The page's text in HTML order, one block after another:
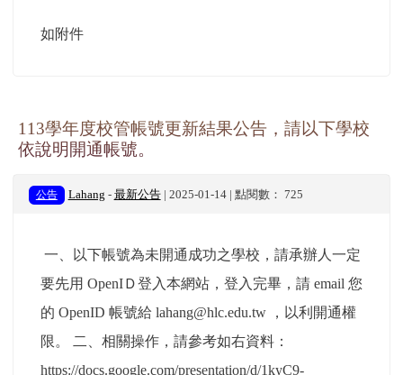
如附件
113學年度校管帳號更新結果公告，請以下學校
依說明開通帳號。
公告 Lahang - 最新公告| 2025-01-14 | 點閱數： 725
一、以下帳號為未開通成功之學校，請承辦人一定
要先用 OpenIＤ登入本網站，登入完畢，請 email 您
的 OpenID 帳號給 lahang@hlc.edu.tw ，以利開通權
限。 二、相關操作，請參考如右資料：
https://docs.google.com/presentation/d/1kyC9-